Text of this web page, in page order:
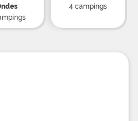
4 campings